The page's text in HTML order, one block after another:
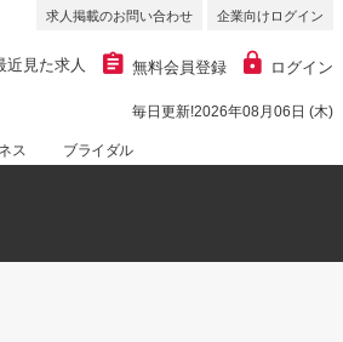
求人掲載のお問い合わせ 企業向けログイン
見た求人 無料会員登録 ログイン
毎日更新!2026年08月06日 (木)
ス ブライダル